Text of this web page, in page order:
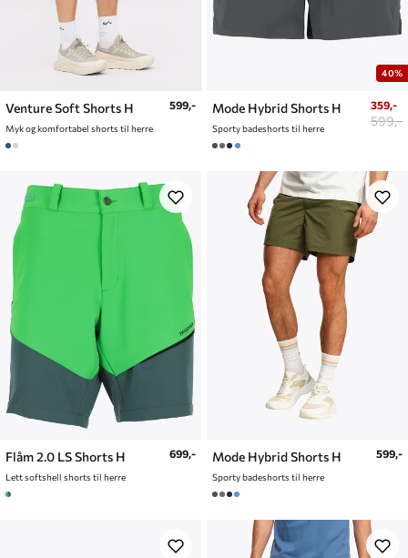
Venture Soft Shorts H
Myk og komfortabel shorts til herre
599,-
40%
Mode Hybrid Shorts H
Sporty badeshorts til herre
359,-
599,-
Flåm 2.0 LS Shorts H
Lett softshell shorts til herre
699,- Mode Hybrid Shorts H
Sporty badeshorts til herre
599,-